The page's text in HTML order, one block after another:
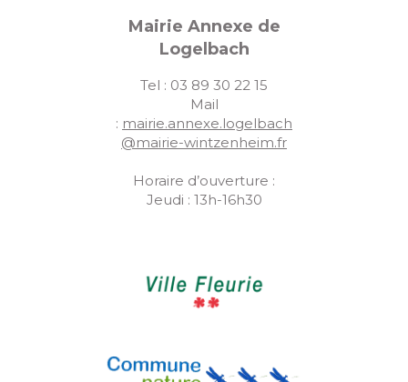
Mairie Annexe de
Logelbach
Tel : 03 89 30 22 15
Mail
: mairie.annexe.logelbach
@mairie-wintzenheim.fr
Horaire d’ouverture :
Jeudi : 13h-16h30